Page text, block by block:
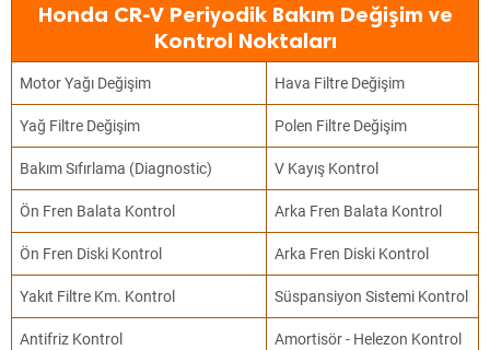
Honda CR-V Periyodik Bakım Değişim ve
Kontrol Noktaları
Motor Yağı Değişim Hava Filtre Değişim
Yağ Filtre Değişim Polen Filtre Değişim
Bakım Sıfırlama (Diagnostic) V Kayış Kontrol
Ön Fren Balata Kontrol Arka Fren Balata Kontrol
Ön Fren Diski Kontrol Arka Fren Diski Kontrol
Yakıt Filtre Km. Kontrol Süspansiyon Sistemi Kontrol
Antifriz Kontrol Amortisör - Helezon Kontrol